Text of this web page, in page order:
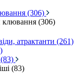
(306)
клювання (306)
атрактанти (261)
(83)